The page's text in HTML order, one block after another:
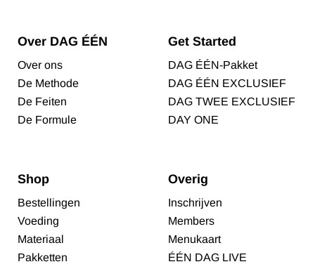
Over DAG ÉÉN
Over ons
De Methode
De Feiten
De Formule
Get Started
DAG ÉÉN-Pakket
DAG ÉÉN EXCLUSIEF
DAG TWEE EXCLUSIEF
DAY ONE
Shop
Bestellingen
Voeding
Materiaal
Pakketten
Overig
Inschrijven
Members
Menukaart
ÉÉN DAG LIVE